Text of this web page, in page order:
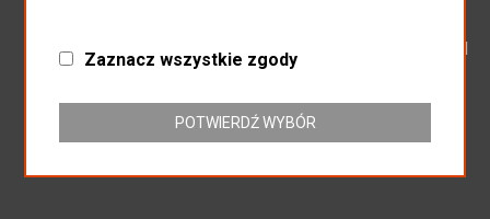
SP.J SŁAWOMIR KOSZEWSKI BOGUSŁAW KOSZEWSKI
ul. Mikołowska 164
NIP: 635-16-25-438
REGON: 276803104
+32 718-63-86
Zaznacz wszystkie zgody
POTWIERDŹ WYBÓR